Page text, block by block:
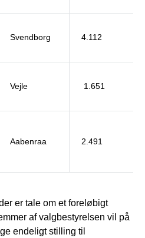
Svendborg 4.112
Vejle 1.651
Aabenraa 2.491
er tale om et foreløbigt
af valgbestyrelsen vil på
endeligt stilling til